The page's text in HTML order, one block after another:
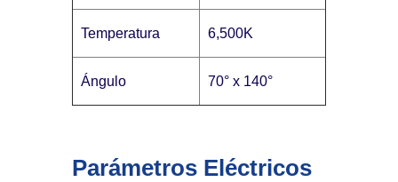
Temperatura 6,500K
Ángulo 70° x 140°
Parámetros Eléctricos